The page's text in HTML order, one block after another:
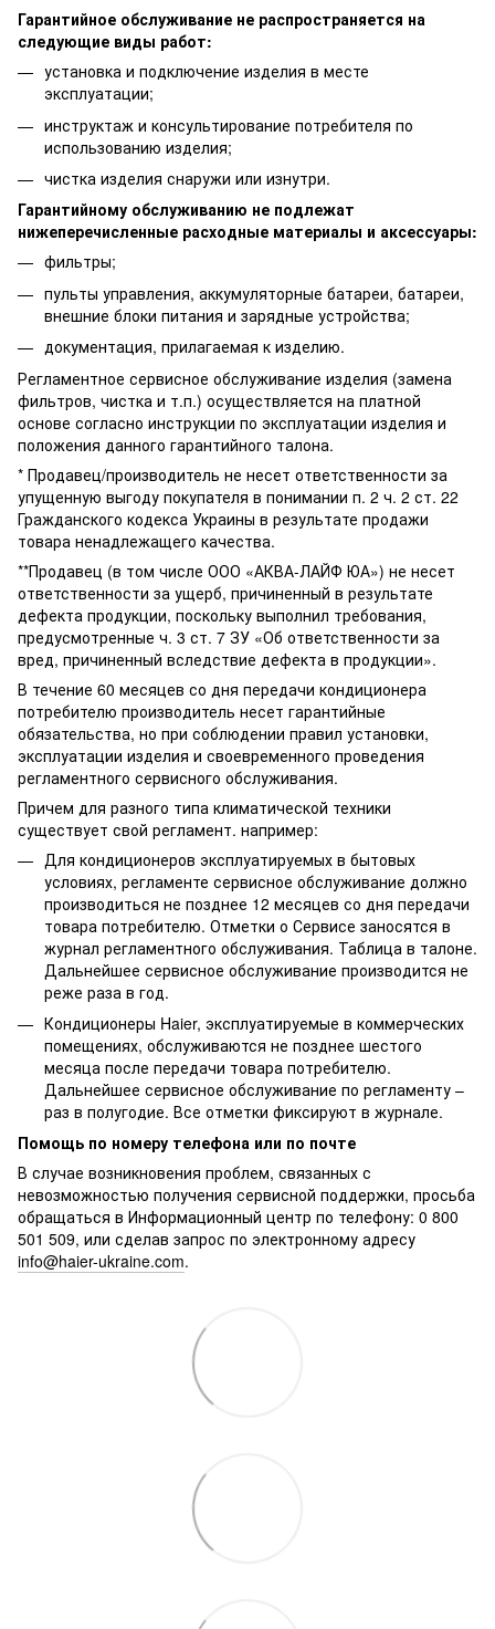
Гарантийное обслуживание не распространяется на
следующие виды работ:
установка и подключение изделия в месте
эксплуатации;
инструктаж и консультирование потребителя по
использованию изделия;
чистка изделия снаружи или изнутри.
Гарантийному обслуживанию не подлежат
нижеперечисленные расходные материалы и аксессуары:
фильтры;
пульты управления, аккумуляторные батареи, батареи,
внешние блоки питания и зарядные устройства;
документация, прилагаемая к изделию.
Регламентное сервисное обслуживание изделия (замена
фильтров, чистка и т.п.) осуществляется на платной
основе согласно инструкции по эксплуатации изделия и
положения данного гарантийного талона.
* Продавец/производитель не несет ответственности за
упущенную выгоду покупателя в понимании п. 2 ч. 2 ст. 22
Гражданского кодекса Украины в результате продажи
товара ненадлежащего качества.
**Продавец (в том числе ООО «АКВА-ЛАЙФ ЮА») не несет
ответственности за ущерб, причиненный в результате
дефекта продукции, поскольку выполнил требования,
предусмотренные ч. 3 ст. 7 ЗУ «Об ответственности за
вред, причиненный вследствие дефекта в продукции».
В течение 60 месяцев со дня передачи кондиционера
потребителю производитель несет гарантийные
обязательства, но при соблюдении правил установки,
эксплуатации изделия и своевременного проведения
регламентного сервисного обслуживания.
Причем для разного типа климатической техники
существует свой регламент. например:
Для кондиционеров эксплуатируемых в бытовых
условиях, регламенте сервисное обслуживание должно
производиться не позднее 12 месяцев со дня передачи
товара потребителю. Отметки о Сервисе заносятся в
журнал регламентного обслуживания. Таблица в талоне.
Дальнейшее сервисное обслуживание производится не
реже раза в год.
Кондиционеры Haier, эксплуатируемые в коммерческих
помещениях, обслуживаются не позднее шестого
месяца после передачи товара потребителю.
Дальнейшее сервисное обслуживание по регламенту –
раз в полугодие. Все отметки фиксируют в журнале.
Помощь по номеру телефона или по почте
В случае возникновения проблем, связанных с
невозможностью получения сервисной поддержки, просьба
обращаться в Информационный центр по телефону: 0 800
501 509, или сделав запрос по электронному адресу
info@haier-ukraine.com.